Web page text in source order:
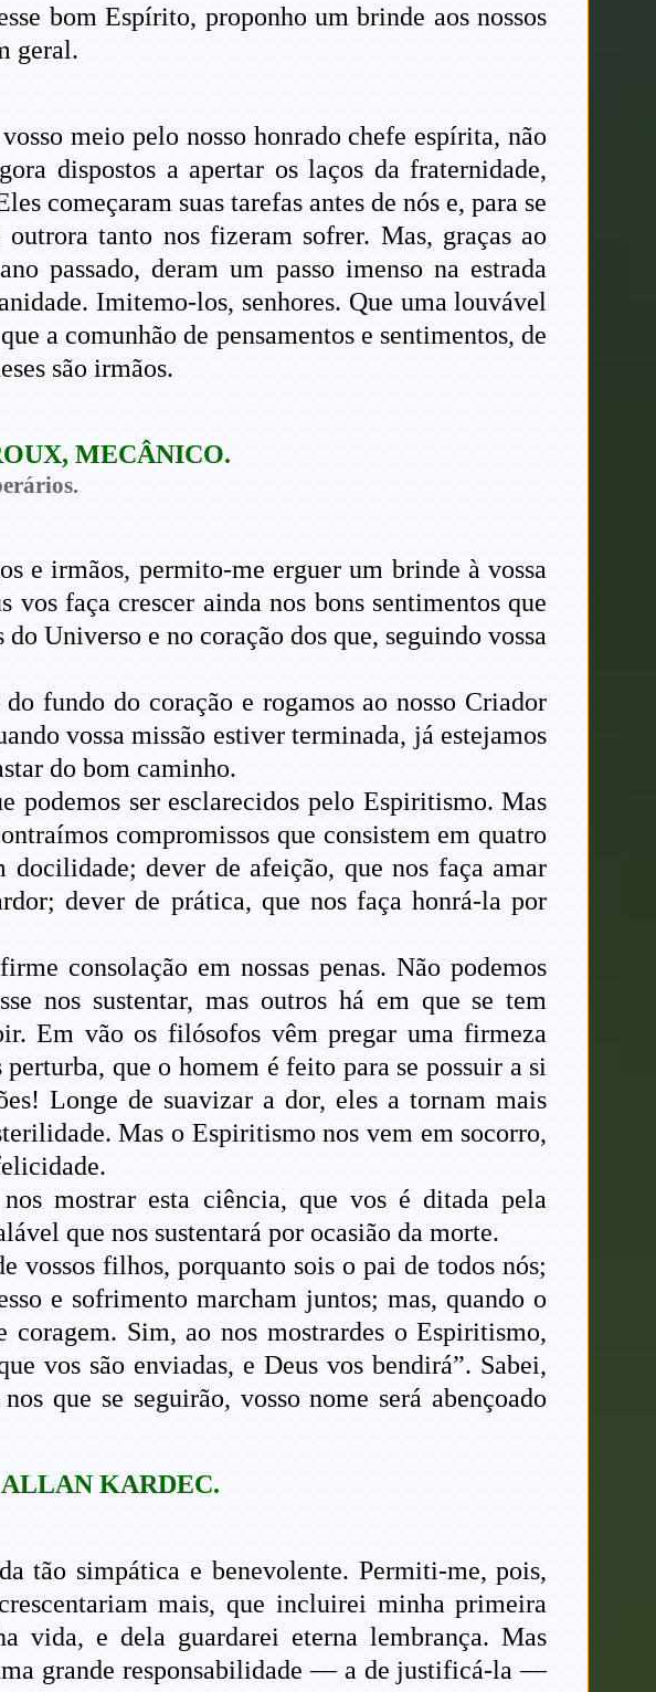
bom Espírito, proponho um brinde aos nossos
geral.
meio pelo nosso honrado chefe espírita, não
dispostos a apertar os laços da fraternidade,
começaram suas tarefas antes de nós e, para se
tanto nos fizeram sofrer. Mas, graças ao
passado, deram um passo imenso na estrada
Imitemo-los, senhores. Que uma louvável
a comunhão de pensamentos e sentimentos, de
são irmãos.
MECÂNICO.
e irmãos, permito-me erguer um brinde à vossa
faça crescer ainda nos bons sentimentos que
Universo e no coração dos que, seguindo vossa
fundo do coração e rogamos ao nosso Criador
vossa missão estiver terminada, já estejamos
do bom caminho.
podemos ser esclarecidos pelo Espiritismo. Mas
compromissos que consistem em quatro
docilidade; dever de afeição, que nos faça amar
dever de prática, que nos faça honrá-la por
consolação em nossas penas. Não podemos
nos sustentar, mas outros há em que se tem
Em vão os filósofos vêm pregar uma firmeza
que o homem é feito para se possuir a si
Longe de suavizar a dor, eles a tornam mais
Mas o Espiritismo nos vem em socorro,
mostrar esta ciência, que vos é ditada pela
que nos sustentará por ocasião da morte.
vossos filhos, porquanto sois o pai de todos nós;
e sofrimento marcham juntos; mas, quando o
coragem. Sim, ao nos mostrardes o Espiritismo,
vos são enviadas, e Deus vos bendirá”. Sabei,
que se seguirão, vosso nome será abençoado
ALLAN KARDEC.
tão simpática e benevolente. Permiti-me, pois,
mais, que incluirei minha primeira
vida, e dela guardarei eterna lembrança. Mas
grande responsabilidade — a de justificá-la —